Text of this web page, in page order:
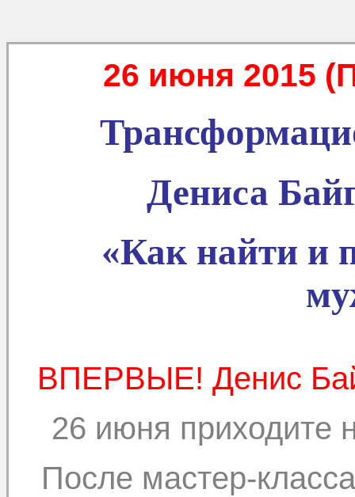
26 июня 2015
Дениса
«Как найти и
ВПЕРВЫЕ! Денис
26 июня приходите
После мастер-